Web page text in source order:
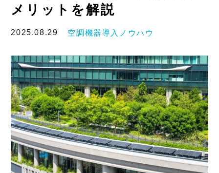
メリットを解説
2025.08.29 空調機器導入ノウハウ